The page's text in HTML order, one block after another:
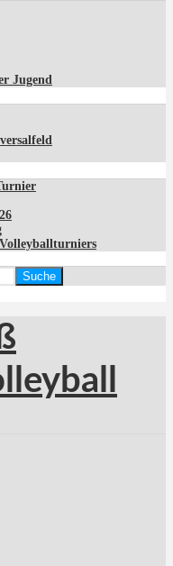
Jugend
Suche